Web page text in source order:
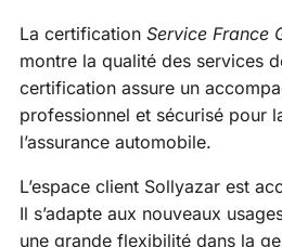
La certification Service France
montre la qualité des services
certification assure un
professionnel et sécurisé pour
l’assurance automobile.
L’espace client Sollyazar est
Il s’adapte aux nouveaux
une grande flexibilité dans la